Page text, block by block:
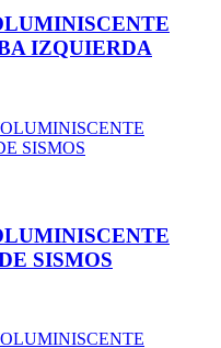
IZQUIERDA
SISMOS